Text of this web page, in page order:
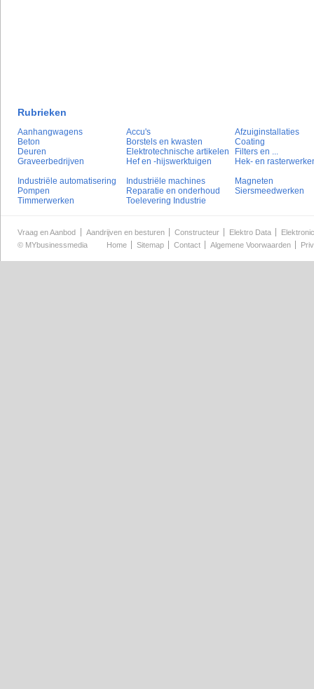
Rubrieken
Aanhangwagens Accu's
Afzuiginstallaties
Beton
Borstels en kwasten
Coating
Deuren
Elektrotechnische artikelen
Filters en ...
Graveerbedrijven
Hef en -hijswerktuigen
Hek- en
Industriële automatisering
Industriële machines
Magneten
Pompen
Reparatie en onderhoud
Siersmeedwerken
Timmerwerken
Toelevering Industrie
Vraag en Aanbod Aandrijven en besturen Constructeur Elektro Data
© MYbusinessmedia Home Sitemap Contact Algemene Voorwaarden